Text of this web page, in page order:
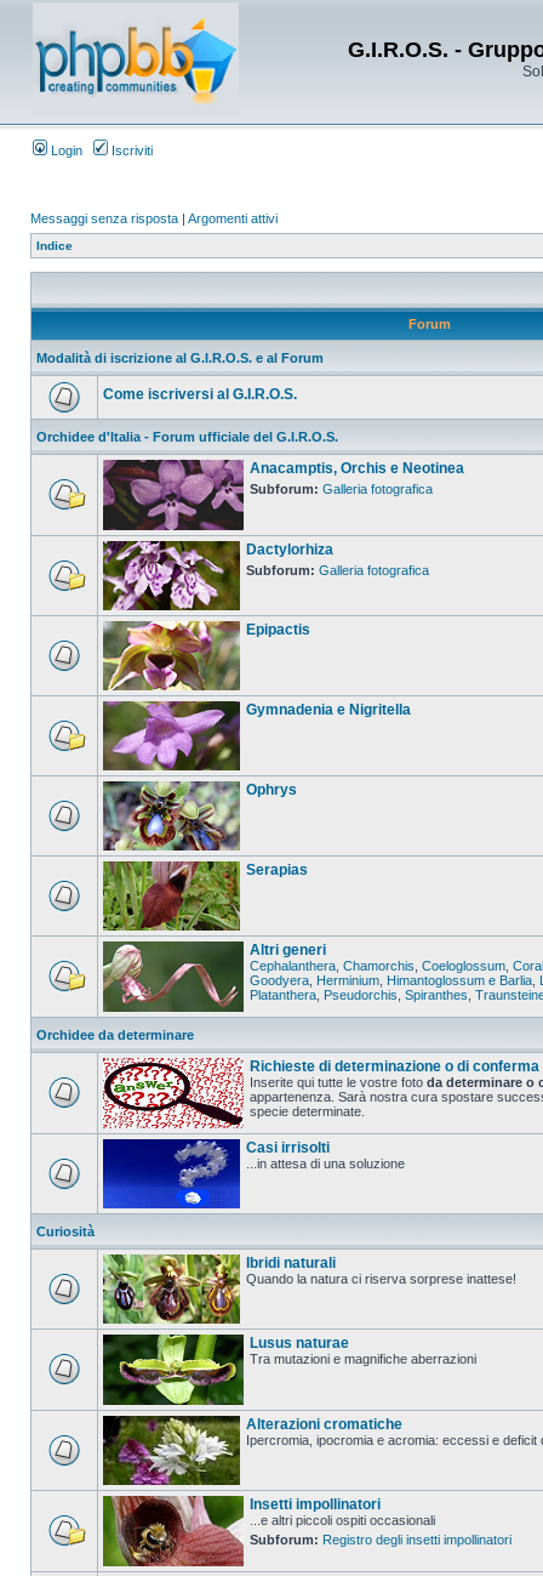
G.I.R.O.S. -
Login Iscriviti
Messaggi senza risposta | Argomenti attivi
Indice
Forum
Modalità di iscrizione al G.I.R.O.S. e al Forum
Come iscriversi al G.I.R.O.S.
Orchidee d'Italia - Forum ufficiale del G.I.R.O.S.
Anacamptis, Orchis e Neotinea
Subforum: Galleria fotografica
Dactylorhiza
Subforum: Galleria fotografica
Epipactis
Gymnadenia e Nigritella
Ophrys
Serapias
Altri generi
Cephalanthera Chamorchis Coeloglossum
Goodyera Herminium Himantoglossum e Barlia
Platanthera Pseudorchis Spiranthes
Orchidee da determinare
Richieste di determinazione o di conferma
Inserite qui tutte le vostre foto da determinare o
appartenenza. Sarà nostra cura spostare
specie determinate.
Casi irrisolti
...in attesa di una soluzione
Curiosità
Ibridi naturali
Quando la natura ci riserva sorprese inattese!
Lusus naturae
Tra mutazioni e magnifiche aberrazioni
Alterazioni cromatiche
Ipercromia, ipocromia e acromia: eccessi e deficit
Insetti impollinatori
...e altri piccoli ospiti occasionali
Subforum: Registro degli insetti impollinatori